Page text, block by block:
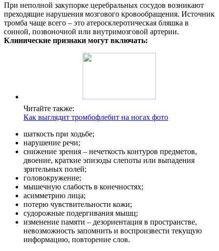
При неполной закупорке церебральных сосудов возникают
преходящие нарушения мозгового кровообращения. Источник
тромба чаще всего – это атеросклеротическая бляшка в
сонной, позвоночной или внутримозговой артерии.
Клинические признаки могут включать:
Читайте также:
Как выглядит тромбофлебит на ногах фото
шаткость при ходьбе;
нарушение речи;
снижение зрения – нечеткость контуров предметов,
двоение, краткие эпизоды слепоты или выпадения
зрительных полей;
головокружение;
мышечную слабость в конечностях;
асимметрию лица;
потерю чувствительности кожи;
судорожные подергивания мышц;
изменение памяти – дезориентация в пространстве,
невозможность запомнить и воспроизвести текущую
информацию, повторение слов.